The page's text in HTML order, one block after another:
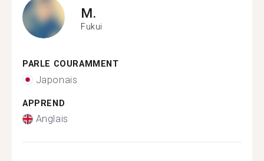
M.
Fukui
PARLE COURAMMENT
Japonais
APPREND
Anglais